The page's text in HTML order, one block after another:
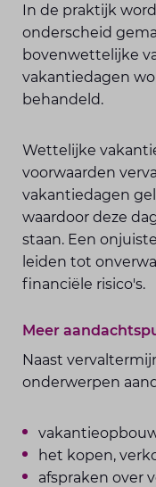
In de praktijk
onderscheid
bovenwettelijke
vakantiedagen
behandeld.
Wettelijke
voorwaarden
vakantiedagen
waardoor deze
staan. Een
leiden tot
financiële risico's.
Meer
Naast
onderwerpen
het kopen,
afspraken over